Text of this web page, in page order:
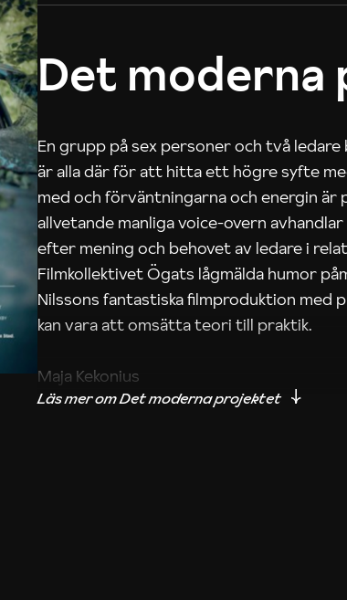
Det
En grupp på sex personer och två
är alla där för att hitta ett högre syfte
med och förväntningarna och energin är
allvetande manliga voice-overn
efter mening och behovet av ledare i
Filmkollektivet Ögats lågmälda humor
Nilssons fantastiska filmproduktion med
kan vara att omsätta teori till praktik.
Maja Kekonius